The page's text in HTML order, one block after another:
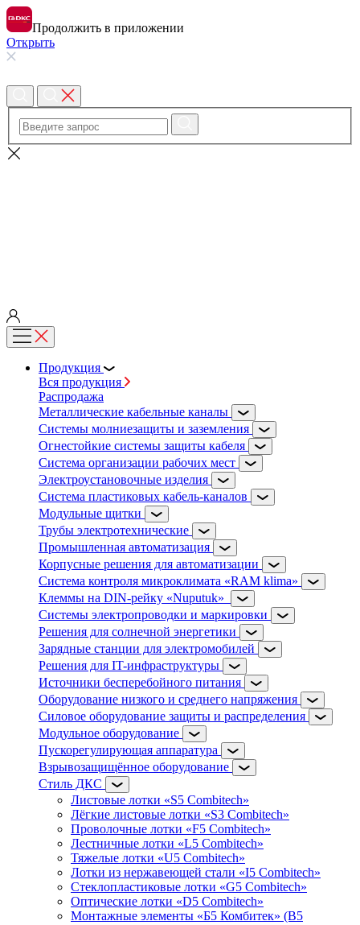
Продолжить в приложении
Открыть
Продукция
Вся продукция
Распродажа
Металлические кабельные каналы
Системы молниезащиты и заземления
Огнестойкие системы защиты кабеля
Система организации рабочих мест
Электроустановочные изделия
Система пластиковых кабель-каналов
Модульные щитки
Трубы электротехнические
Промышленная автоматизация
Корпусные решения для автоматизации
Система контроля микроклимата «RAM klima»
Клеммы на DIN-рейку «Nuputuk»
Системы электропроводки и маркировки
Решения для солнечной энергетики
Зарядные станции для электромобилей
Решения для IT-инфраструктуры
Источники бесперебойного питания
Оборудование низкого и среднего напряжения
Силовое оборудование защиты и распределения
Модульное оборудование
Пускорегулирующая аппаратура
Взрывозащищённое оборудование
Стиль ДКС
Листовые лотки «S5 Combitech»
Лёгкие листовые лотки «S3 Combitech»
Проволочные лотки «F5 Combitech»
Лестничные лотки «L5 Combitech»
Тяжелые лотки «U5 Combitech»
Лотки из нержавеющей стали «I5 Combitech»
Стеклопластиковые лотки «G5 Combitech»
Оптические лотки «D5 Combitech»
Монтажные элементы «Б5 Комбитек» (B5